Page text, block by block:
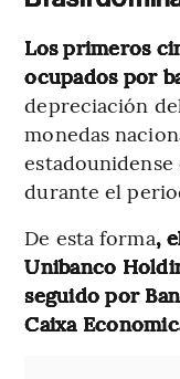
Los primeros
ocupados por
depreciación
monedas
durante el
De esta forma,
Unibanco
seguido por
Caixa